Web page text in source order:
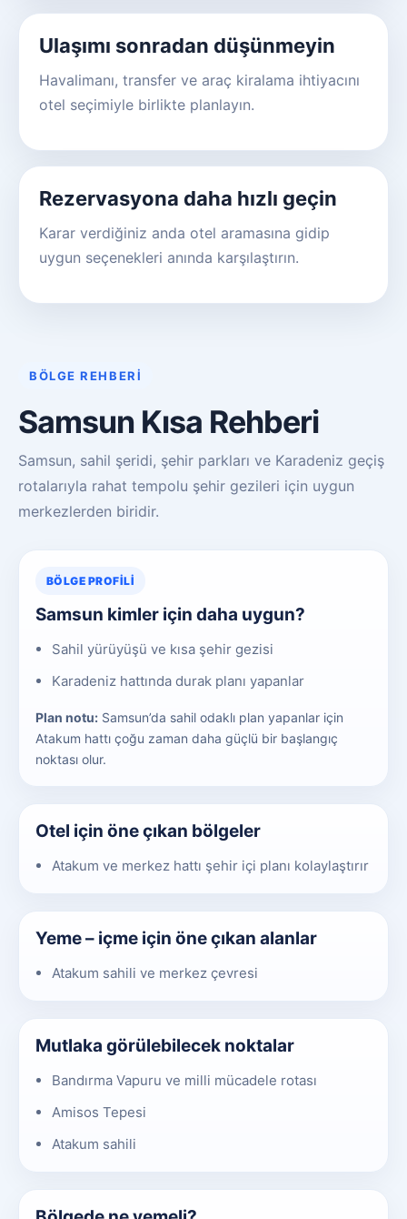
Ulaşımı sonradan düşünmeyin
Havalimanı, transfer ve araç kiralama ihtiyacını
otel seçimiyle birlikte planlayın.
Rezervasyona daha hızlı geçin
Karar verdiğiniz anda otel aramasına gidip
uygun seçenekleri anında karşılaştırın.
BÖLGE REHBERI
Samsun Kısa Rehberi
Samsun, sahil şeridi, şehir parkları ve Karadeniz geçiş
rotalarıyla rahat tempolu şehir gezileri için uygun
merkezlerden biridir.
BÖLGE PROFILI
Samsun kimler için daha uygun?
Sahil yürüyüşü ve kısa şehir gezisi
Karadeniz hattında durak planı yapanlar
Plan notu: Samsun’da sahil odaklı plan yapanlar için
Atakum hattı çoğu zaman daha güçlü bir başlangıç
noktası olur.
Otel için öne çıkan bölgeler
Atakum ve merkez hattı şehir içi planı kolaylaştırır
Yeme – içme için öne çıkan alanlar
Atakum sahili ve merkez çevresi
Mutlaka görülebilecek noktalar
Bandırma Vapuru ve milli mücadele rotası
Amisos Tepesi
Atakum sahili